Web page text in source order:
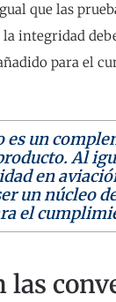
que las
integridad
para el
es un
Al
en
un núcleo
el
las